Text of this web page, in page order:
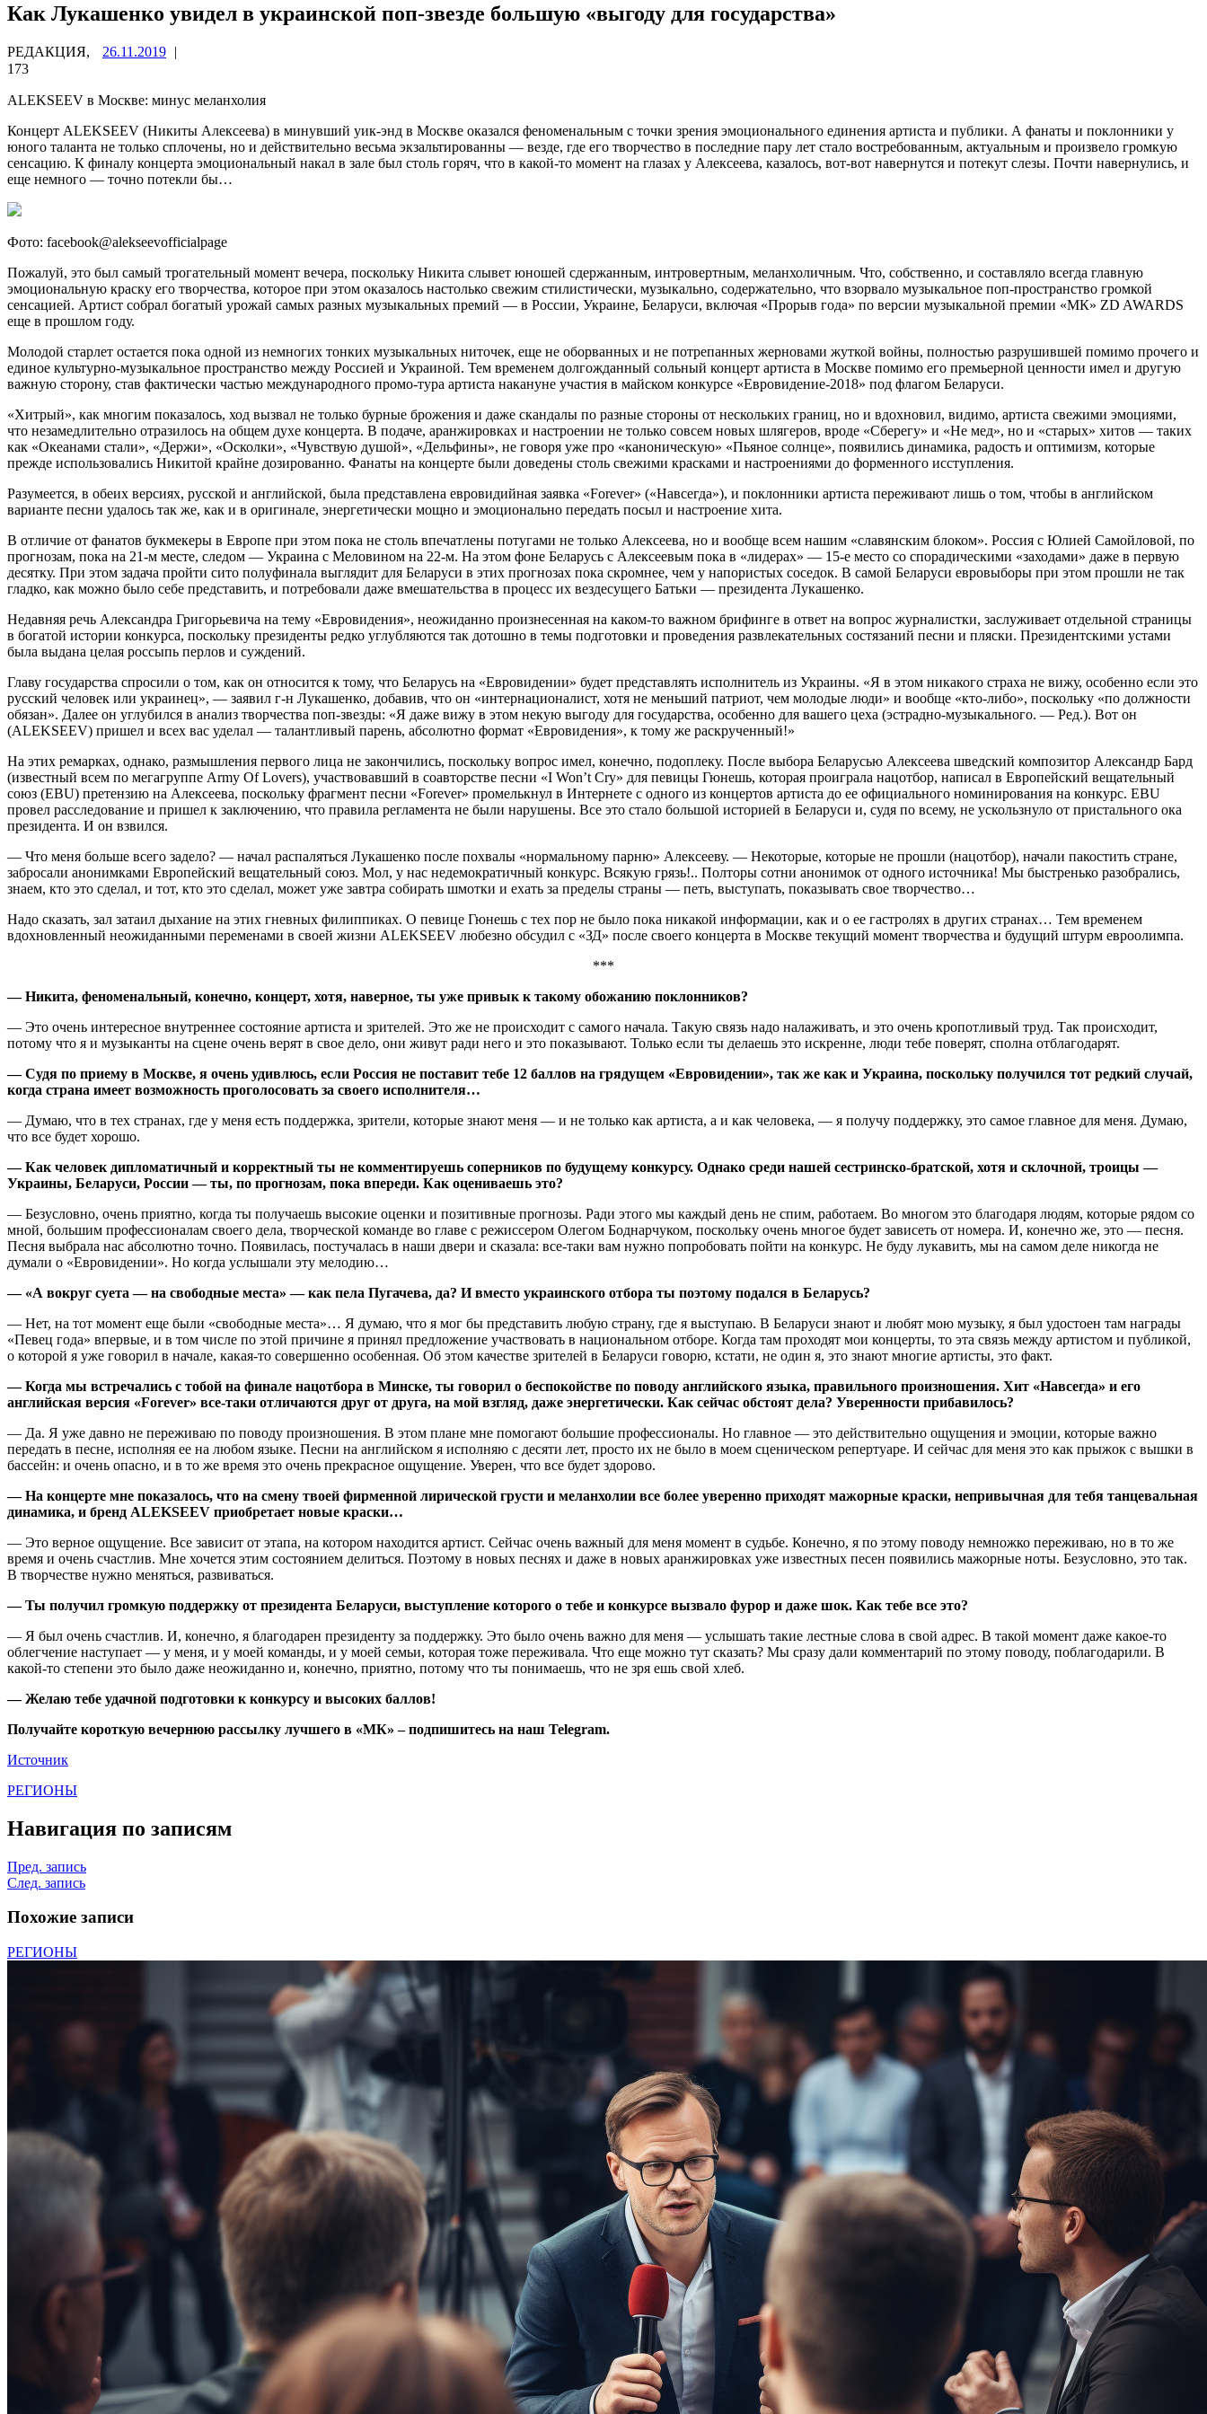
Как Лукашенко увидел в украинской поп-звезде большую «выгоду для государства»
РЕДАКЦИЯ, 26.11.2019 |
173
ALEKSEEV в Москве: минус меланхолия
Концерт ALEKSEEV (Никиты Алексеева) в минувший уик-энд в Москве оказался феноменальным с точки зрения эмоционального единения артиста и публики. А фанаты и поклонники у
юного таланта не только сплочены, но и действительно весьма экзальтированны — везде, где его творчество в последние пару лет стало востребованным, актуальным и произвело громкую
сенсацию. К финалу концерта эмоциональный накал в зале был столь горяч, что в какой-то момент на глазах у Алексеева, казалось, вот-вот навернутся и потекут слезы. Почти навернулись, и
еще немного — точно потекли бы…
Фото: facebook@alekseevofficialpage
Пожалуй, это был самый трогательный момент вечера, поскольку Никита слывет юношей сдержанным, интровертным, меланхоличным. Что, собственно, и составляло всегда главную
эмоциональную краску его творчества, которое при этом оказалось настолько свежим стилистически, музыкально, содержательно, что взорвало музыкальное поп-пространство громкой
сенсацией. Артист собрал богатый урожай самых разных музыкальных премий — в России, Украине, Беларуси, включая «Прорыв года» по версии музыкальной премии «МК» ZD AWARDS
еще в прошлом году.
Молодой старлет остается пока одной из немногих тонких музыкальных ниточек, еще не оборванных и не потрепанных жерновами жуткой войны, полностью разрушившей помимо прочего и
единое культурно-музыкальное пространство между Россией и Украиной. Тем временем долгожданный сольный концерт артиста в Москве помимо его премьерной ценности имел и другую
важную сторону, став фактически частью международного промо-тура артиста накануне участия в майском конкурсе «Евровидение-2018» под флагом Беларуси.
«Хитрый», как многим показалось, ход вызвал не только бурные брожения и даже скандалы по разные стороны от нескольких границ, но и вдохновил, видимо, артиста свежими эмоциями,
что незамедлительно отразилось на общем духе концерта. В подаче, аранжировках и настроении не только совсем новых шлягеров, вроде «Сберегу» и «Не мед», но и «старых» хитов — таких
как «Океанами стали», «Держи», «Осколки», «Чувствую душой», «Дельфины», не говоря уже про «каноническую» «Пьяное солнце», появились динамика, радость и оптимизм, которые
прежде использовались Никитой крайне дозированно. Фанаты на концерте были доведены столь свежими красками и настроениями до форменного исступления.
Разумеется, в обеих версиях, русской и английской, была представлена евровидийная заявка «Forever» («Навсегда»), и поклонники артиста переживают лишь о том, чтобы в английском
варианте песни удалось так же, как и в оригинале, энергетически мощно и эмоционально передать посыл и настроение хита.
В отличие от фанатов букмекеры в Европе при этом пока не столь впечатлены потугами не только Алексеева, но и вообще всем нашим «славянским блоком». Россия с Юлией Самойловой, по
прогнозам, пока на 21-м месте, следом — Украина с Меловином на 22-м. На этом фоне Беларусь с Алексеевым пока в «лидерах» — 15-е место со спорадическими «заходами» даже в первую
десятку. При этом задача пройти сито полуфинала выглядит для Беларуси в этих прогнозах пока скромнее, чем у напористых соседок. В самой Беларуси евровыборы при этом прошли не так
гладко, как можно было себе представить, и потребовали даже вмешательства в процесс их вездесущего Батьки — президента Лукашенко.
Недавняя речь Александра Григорьевича на тему «Евровидения», неожиданно произнесенная на каком-то важном брифинге в ответ на вопрос журналистки, заслуживает отдельной страницы
в богатой истории конкурса, поскольку президенты редко углубляются так дотошно в темы подготовки и проведения развлекательных состязаний песни и пляски. Президентскими устами
была выдана целая россыпь перлов и суждений.
Главу государства спросили о том, как он относится к тому, что Беларусь на «Евровидении» будет представлять исполнитель из Украины. «Я в этом никакого страха не вижу, особенно если это
русский человек или украинец», — заявил г-н Лукашенко, добавив, что он «интернационалист, хотя не меньший патриот, чем молодые люди» и вообще «кто-либо», поскольку «по должности
обязан». Далее он углубился в анализ творчества поп-звезды: «Я даже вижу в этом некую выгоду для государства, особенно для вашего цеха (эстрадно-музыкального. — Ред.). Вот он
(ALEKSEEV) пришел и всех вас уделал — талантливый парень, абсолютно формат «Евровидения», к тому же раскрученный!»
На этих ремарках, однако, размышления первого лица не закончились, поскольку вопрос имел, конечно, подоплеку. После выбора Беларусью Алексеева шведский композитор Александр Бард
(известный всем по мегагруппе Army Of Lovers), участвовавший в соавторстве песни «I Won’t Cry» для певицы Гюнешь, которая проиграла нацотбор, написал в Европейский вещательный
союз (EBU) претензию на Алексеева, поскольку фрагмент песни «Forever» промелькнул в Интернете с одного из концертов артиста до ее официального номинирования на конкурс. EBU
провел расследование и пришел к заключению, что правила регламента не были нарушены. Все это стало большой историей в Беларуси и, судя по всему, не ускользнуло от пристального ока
президента. И он взвился.
— Что меня больше всего задело? — начал распаляться Лукашенко после похвалы «нормальному парню» Алексееву. — Некоторые, которые не прошли (нацотбор), начали пакостить стране,
забросали анонимками Европейский вещательный союз. Мол, у нас недемократичный конкурс. Всякую грязь!.. Полторы сотни анонимок от одного источника! Мы быстренько разобрались,
знаем, кто это сделал, и тот, кто это сделал, может уже завтра собирать шмотки и ехать за пределы страны — петь, выступать, показывать свое творчество…
Надо сказать, зал затаил дыхание на этих гневных филиппиках. О певице Гюнешь с тех пор не было пока никакой информации, как и о ее гастролях в других странах… Тем временем
вдохновленный неожиданными переменами в своей жизни ALEKSEEV любезно обсудил с «ЗД» после своего концерта в Москве текущий момент творчества и будущий штурм евроолимпа.
***
— Никита, феноменальный, конечно, концерт, хотя, наверное, ты уже привык к такому обожанию поклонников?
— Это очень интересное внутреннее состояние артиста и зрителей. Это же не происходит с самого начала. Такую связь надо налаживать, и это очень кропотливый труд. Так происходит,
потому что я и музыканты на сцене очень верят в свое дело, они живут ради него и это показывают. Только если ты делаешь это искренне, люди тебе поверят, сполна отблагодарят.
— Судя по приему в Москве, я очень удивлюсь, если Россия не поставит тебе 12 баллов на грядущем «Евровидении», так же как и Украина, поскольку получился тот редкий случай,
когда страна имеет возможность проголосовать за своего исполнителя…
— Думаю, что в тех странах, где у меня есть поддержка, зрители, которые знают меня — и не только как артиста, а и как человека, — я получу поддержку, это самое главное для меня. Думаю,
что все будет хорошо.
— Как человек дипломатичный и корректный ты не комментируешь соперников по будущему конкурсу. Однако среди нашей сестринско-братской, хотя и склочной, троицы —
Украины, Беларуси, России — ты, по прогнозам, пока впереди. Как оцениваешь это?
— Безусловно, очень приятно, когда ты получаешь высокие оценки и позитивные прогнозы. Ради этого мы каждый день не спим, работаем. Во многом это благодаря людям, которые рядом со
мной, большим профессионалам своего дела, творческой команде во главе с режиссером Олегом Боднарчуком, поскольку очень многое будет зависеть от номера. И, конечно же, это — песня.
Песня выбрала нас абсолютно точно. Появилась, постучалась в наши двери и сказала: все-таки вам нужно попробовать пойти на конкурс. Не буду лукавить, мы на самом деле никогда не
думали о «Евровидении». Но когда услышали эту мелодию…
— «А вокруг суета — на свободные места» — как пела Пугачева, да? И вместо украинского отбора ты поэтому подался в Беларусь?
— Нет, на тот момент еще были «свободные места»… Я думаю, что я мог бы представить любую страну, где я выступаю. В Беларуси знают и любят мою музыку, я был удостоен там награды
«Певец года» впервые, и в том числе по этой причине я принял предложение участвовать в национальном отборе. Когда там проходят мои концерты, то эта связь между артистом и публикой,
о которой я уже говорил в начале, какая-то совершенно особенная. Об этом качестве зрителей в Беларуси говорю, кстати, не один я, это знают многие артисты, это факт.
— Когда мы встречались с тобой на финале нацотбора в Минске, ты говорил о беспокойстве по поводу английского языка, правильного произношения. Хит «Навсегда» и его
английская версия «Forever» все-таки отличаются друг от друга, на мой взгляд, даже энергетически. Как сейчас обстоят дела? Уверенности прибавилось?
— Да. Я уже давно не переживаю по поводу произношения. В этом плане мне помогают большие профессионалы. Но главное — это действительно ощущения и эмоции, которые важно
передать в песне, исполняя ее на любом языке. Песни на английском я исполняю с десяти лет, просто их не было в моем сценическом репертуаре. И сейчас для меня это как прыжок с вышки в
бассейн: и очень опасно, и в то же время это очень прекрасное ощущение. Уверен, что все будет здорово.
— На концерте мне показалось, что на смену твоей фирменной лирической грусти и меланхолии все более уверенно приходят мажорные краски, непривычная для тебя танцевальная
динамика, и бренд ALEKSEEV приобретает новые краски…
— Это верное ощущение. Все зависит от этапа, на котором находится артист. Сейчас очень важный для меня момент в судьбе. Конечно, я по этому поводу немножко переживаю, но в то же
время и очень счастлив. Мне хочется этим состоянием делиться. Поэтому в новых песнях и даже в новых аранжировках уже известных песен появились мажорные ноты. Безусловно, это так.
В творчестве нужно меняться, развиваться.
— Ты получил громкую поддержку от президента Беларуси, выступление которого о тебе и конкурсе вызвало фурор и даже шок. Как тебе все это?
— Я был очень счастлив. И, конечно, я благодарен президенту за поддержку. Это было очень важно для меня — услышать такие лестные слова в свой адрес. В такой момент даже какое-то
облегчение наступает — у меня, и у моей команды, и у моей семьи, которая тоже переживала. Что еще можно тут сказать? Мы сразу дали комментарий по этому поводу, поблагодарили. В
какой-то степени это было даже неожиданно и, конечно, приятно, потому что ты понимаешь, что не зря ешь свой хлеб.
— Желаю тебе удачной подготовки к конкурсу и высоких баллов!
Получайте короткую вечернюю рассылку лучшего в «МК» – подпишитесь на наш Telegram.
Источник
РЕГИОНЫ
Навигация по записям
Пред. запись
След. запись
Похожие записи
РЕГИОНЫ